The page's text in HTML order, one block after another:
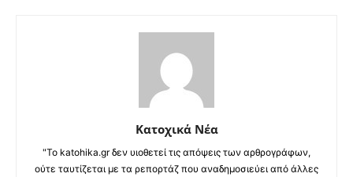
Κατοχικά Νέα
"Το katohika.gr δεν υιοθετεί τις απόψεις των αρθρογράφων,
ούτε ταυτίζεται με τα ρεπορτάζ που αναδημοσιεύει από άλλες